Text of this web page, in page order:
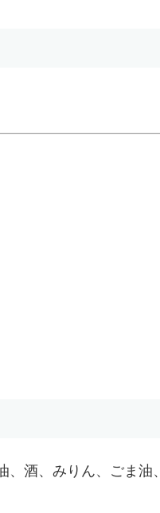
、酒、みりん、ごま油